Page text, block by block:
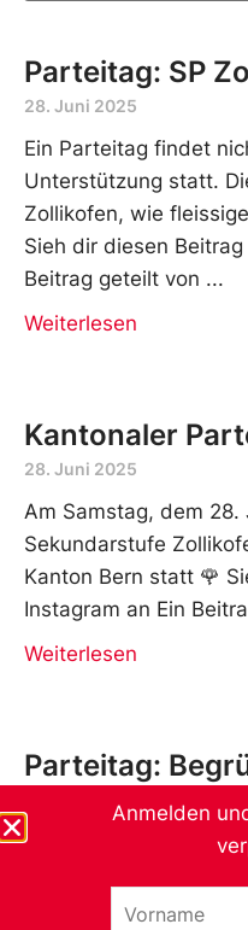
Parteitag: SP
28. Juni 2025
Ein Parteitag findet
Unterstützung statt.
Zollikofen, wie
Sieh dir diesen
Beitrag geteilt von
Weiterlesen
Kantonaler
28. Juni 2025
Am Samstag, dem
Sekundarstufe
Kanton Bern statt 🌹
Instagram an Ein
Weiterlesen
Parteitag:
Die SP Zollikofen hat
Gemeinderat
Anmelden